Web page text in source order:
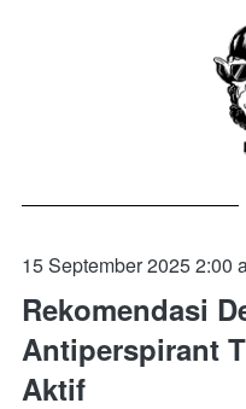
15 September 2025 2:00
Rekomendasi
Antiperspirant
Aktif